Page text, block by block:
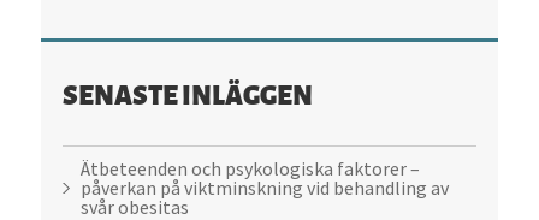
SENASTE INLÄGGEN
Ätbeteenden och psykologiska faktorer –
påverkan på viktminskning vid behandling av
svår obesitas